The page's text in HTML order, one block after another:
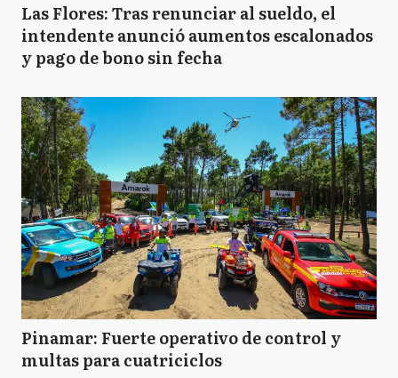
Las Flores: Tras renunciar al sueldo, el
intendente anunció aumentos escalonados
y pago de bono sin fecha
Pinamar: Fuerte operativo de control y
multas para cuatriciclos